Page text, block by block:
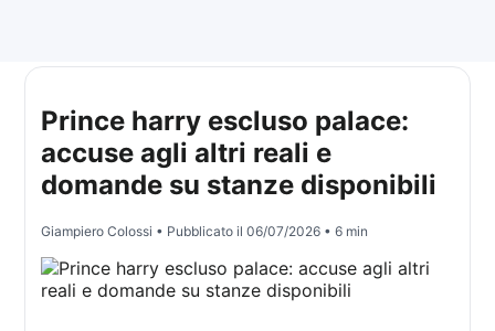
Prince harry escluso palace:
accuse agli altri reali e
domande su stanze disponibili
Giampiero Colossi • Pubblicato il06/07/2026 • 6 min